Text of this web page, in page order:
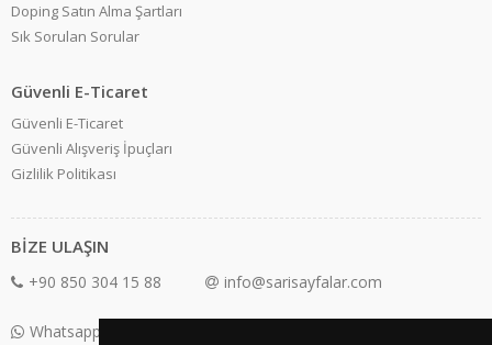
Doping Satın Alma Şartları
Sık Sorulan Sorular
Güvenli E-Ticaret
Güvenli E-Ticaret
Güvenli Alışveriş İpuçları
Gizlilik Politikası
BİZE ULAŞIN
+90 850 304 15 88 info@sarisayfalar.com
Whatsapp Destek: +90 850 304 15 88